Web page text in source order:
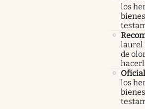
los
laurel
de
Oficial
los